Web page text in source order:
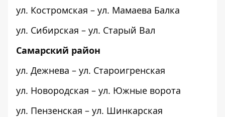
ул. Костромская – ул. Мамаева Балка
ул. Сибирская – ул. Старый Вал
Самарский район
ул. Дежнева – ул. Староигренская
ул. Новородская – ул. Южные ворота
ул. Пензенская – ул. Шинкарская